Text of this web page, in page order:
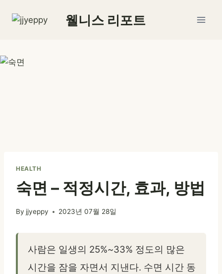
웰니스 리포트
HEALTH
숙면 – 적정시간, 효과, 방법
By jjyeppy 2023년 07월 28일
사람은 일생의 25%~33% 정도의 많은
시간을 잠을 자면서 지낸다. 수면 시간 동